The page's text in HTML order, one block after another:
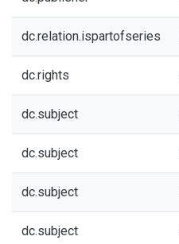
dc.relation.ispartofseries
dc.rights
dc.subject
dc.subject
dc.subject
dc.subject